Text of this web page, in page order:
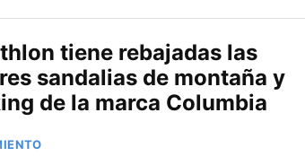
tiene rebajadas las
sandalias de montaña y
de la marca Columbia